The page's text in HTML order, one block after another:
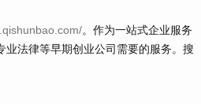
。作为一站式企业服务
业法律等早期创业公司需要的服务。搜